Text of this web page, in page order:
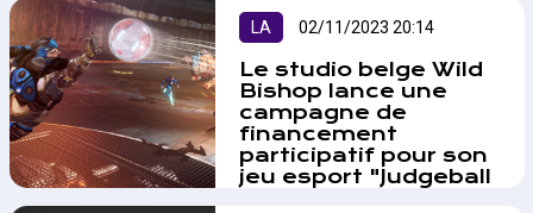
LA 02/11/2023 20:14
Le studio belge Wild
Bishop lance une
campagne de
financement
participatif pour son
jeu esport "Judgeball